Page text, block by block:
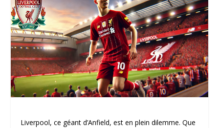
Liverpool, ce géant d’Anfield, est en plein dilemme. Que